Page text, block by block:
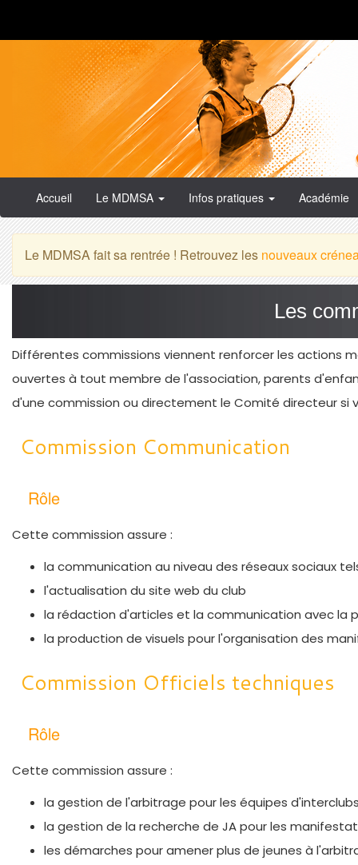
Accueil Le MDMSA Infos pratiques Académie
Le MDMSA fait sa rentrée ! Retrouvez les nouveaux
Les
Différentes commissions viennent renforcer les actions
ouvertes à tout membre de l'association, parents
d'une commission ou directement le Comité directeur si
Commission Communication
Rôle
Cette commission assure :
la communication au niveau des réseaux sociaux
l'actualisation du site web du club
la rédaction d'articles et la communication avec la
la production de visuels pour l'organisation des
Commission Officiels techniques
Rôle
Cette commission assure :
la gestion de l'arbitrage pour les équipes
la gestion de la recherche de JA pour les
les démarches pour amener plus de jeunes à